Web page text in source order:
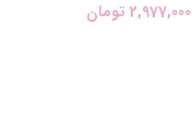
2,977,000 تومان